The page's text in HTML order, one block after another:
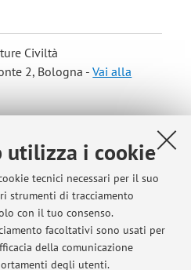
utilizza i cookie
tecnici necessari per il suo
strumenti di tracciamento
con il tuo consenso.
facoltativi sono usati per
della comunicazione
degli utenti.
Civiltà
2, Bologna -Vai alla